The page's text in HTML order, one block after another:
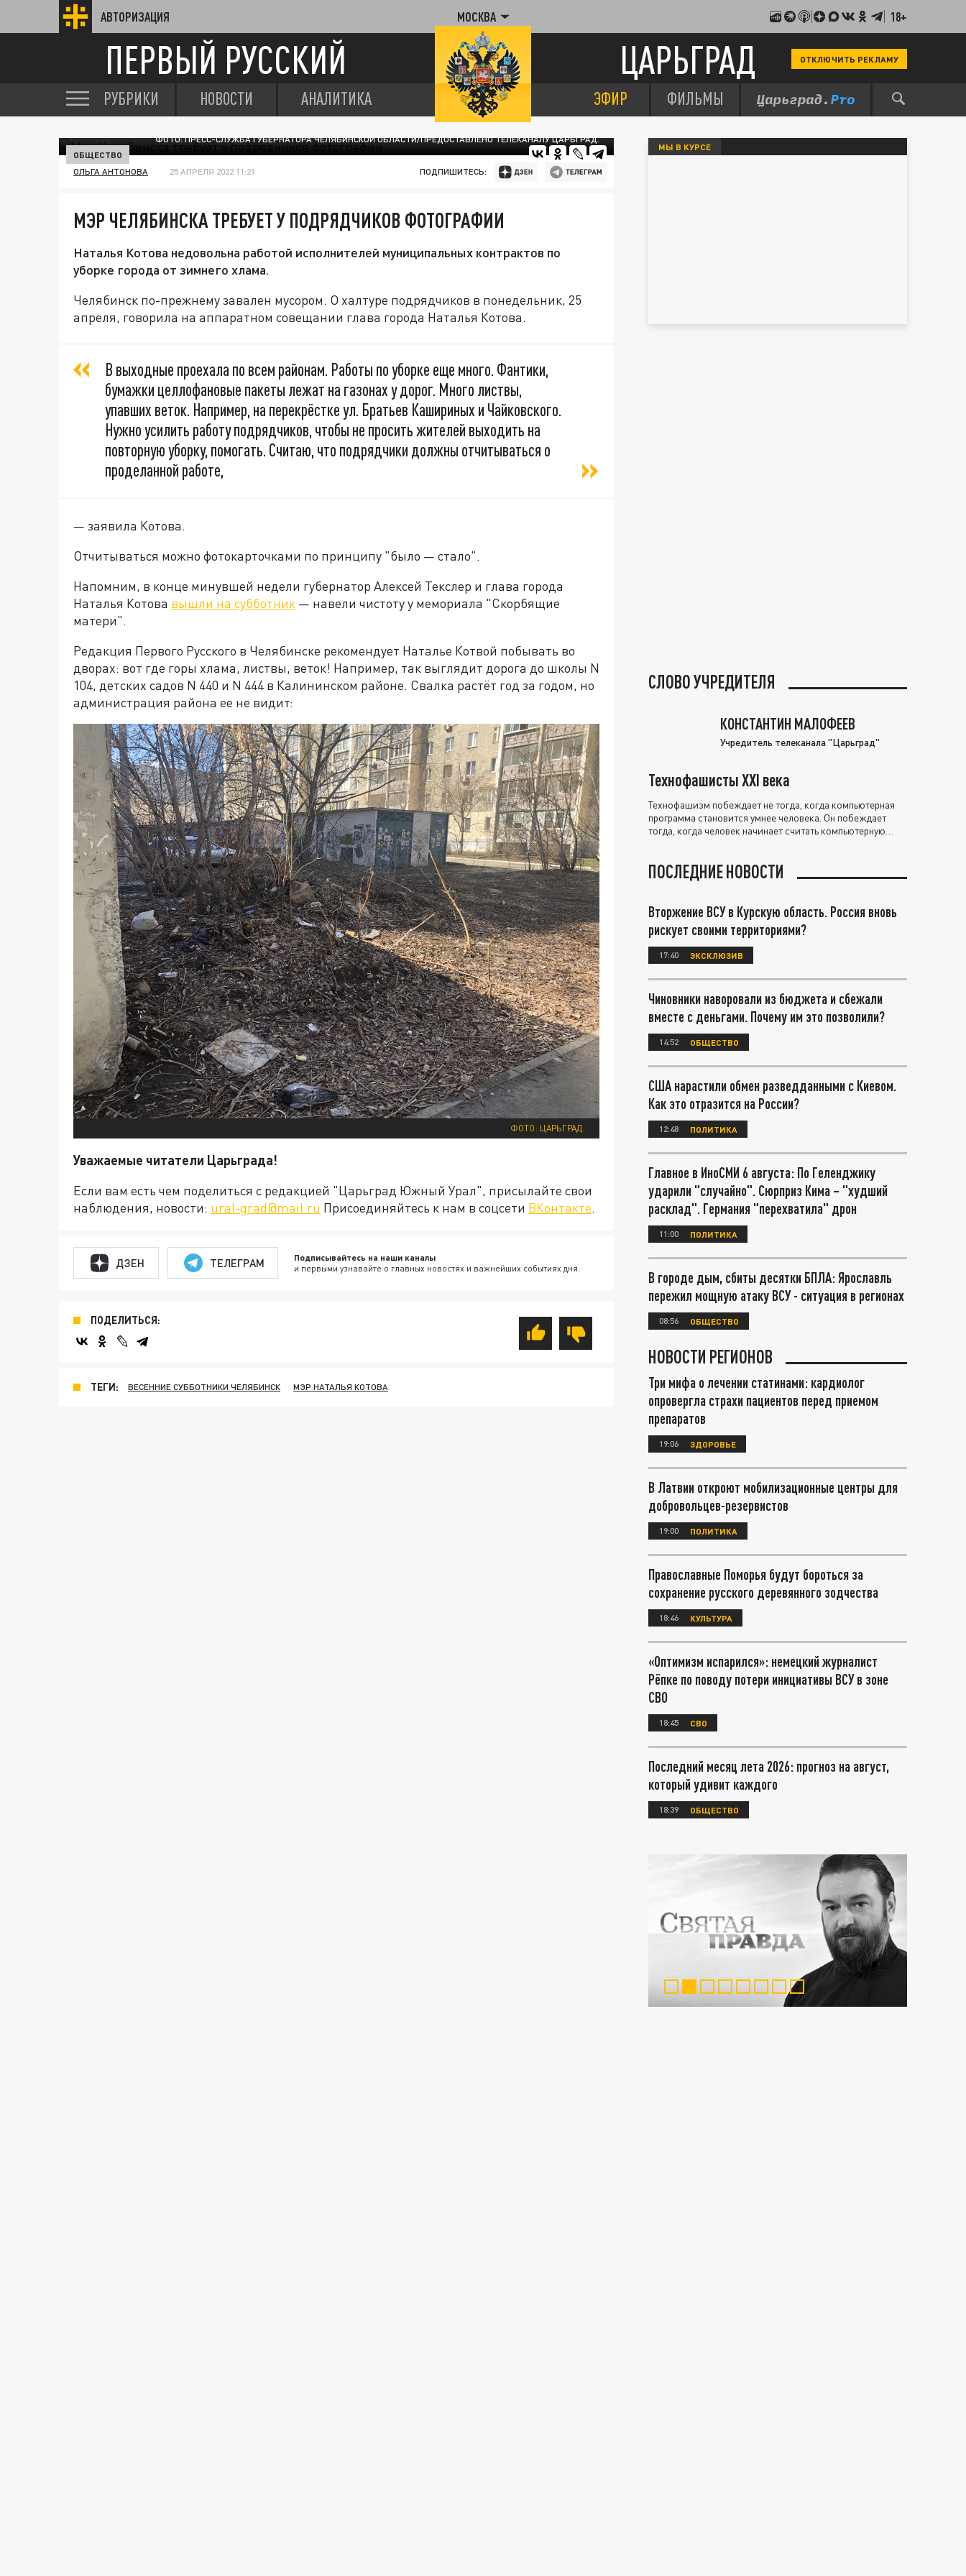
АВТОРИЗАЦИЯ МОСКВА 18+
ПЕРВЫЙ РУССКИЙ ЦАРЬГРАД ОТКЛЮЧИТЬ РЕКЛАМУ
РУБРИКИ НОВОСТИ АНАЛИТИКА ЭФИР ФИЛЬМЫ
ФОТО: ПРЕСС-СЛУЖБА ГУБЕРНАТОРА ЧЕЛЯБИНСКОЙ ОБЛАСТИ/ПРЕДОСТАВЛЕНО ТЕЛЕКАНАЛУ ЦАРЬГРАД.
ОБЩЕСТВО
ОЛЬГА АНТОНОВА 25 АПРЕЛЯ 2022 11:21 ПОДПИШИТЕСЬ:
МЭР ЧЕЛЯБИНСКА ТРЕБУЕТ У ПОДРЯДЧИКОВ ФОТОГРАФИИ
Наталья Котова недовольна работой исполнителей муниципальных контрактов по
уборке города от зимнего хлама.
Челябинск по-прежнему завален мусором. О халтуре подрядчиков в понедельник, 25
апреля, говорила на аппаратном совещании глава города Наталья Котова.
В выходные проехала по всем районам. Работы по уборке еще много. Фантики,
бумажки целлофановые пакеты лежат на газонах у дорог. Много листвы,
упавших веток. Например, на перекрёстке ул. Братьев Кашириных и Чайковского.
Нужно усилить работу подрядчиков, чтобы не просить жителей выходить на
повторную уборку, помогать. Считаю, что подрядчики должны отчитываться о
проделанной работе,
— заявила Котова.
Отчитываться можно фотокарточками по принципу "было — стало".
Напомним, в конце минувшей недели губернатор Алексей Текслер и глава города
Наталья Котова вышли на субботник — навели чистоту у мемориала "Скорбящие
матери".
Редакция Первого Русского в Челябинске рекомендует Наталье Котвой побывать во
дворах: вот где горы хлама, листвы, веток! Например, так выглядит дорога до школы N
104, детских садов N 440 и N 444 в Калининском районе. Свалка растёт год за годом, но
администрация района ее не видит:
ФОТО: ЦАРЬГРАД.
Уважаемые читатели Царьграда!
Если вам есть чем поделиться с редакцией "Царьград Южный Урал", присылайте свои
наблюдения, новости: ural-grad@mail.ru Присоединяйтесь к нам в соцсети ВКонтакте.
ДЗЕН ТЕЛЕГРАМ Подписывайтесь на наши каналы
и первыми узнавайте о главных новостях и важнейших событиях дня.
ПОДЕЛИТЬСЯ:
ТЕГИ: ВЕСЕННИЕ СУББОТНИКИ ЧЕЛЯБИНСК МЭР НАТАЛЬЯ КОТОВА
МЫ В КУРСЕ
СЛОВО УЧРЕДИТЕЛЯ
КОНСТАНТИН МАЛОФЕЕВ
Учредитель телеканала "Царьград"
Технофашисты XXI века
Технофашизм побеждает не тогда, когда компьютерная
программа становится умнее человека. Он побеждает
тогда, когда человек начинает считать компьютерную
ПОСЛЕДНИЕ НОВОСТИ
Вторжение ВСУ в Курскую область. Россия вновь
рискует своими территориями?
17:40 ЭКСКЛЮЗИВ
Чиновники наворовали из бюджета и сбежали
вместе с деньгами. Почему им это позволили?
14:52 ОБЩЕСТВО
США нарастили обмен разведданными с Киевом.
Как это отразится на России?
12:48 ПОЛИТИКА
Главное в ИноСМИ 6 августа: По Геленджику
ударили "случайно". Сюрприз Кима – "худший
расклад". Германия "перехватила" дрон
11:00 ПОЛИТИКА
В городе дым, сбиты десятки БПЛА: Ярославль
пережил мощную атаку ВСУ - ситуация в регионах
08:56 ОБЩЕСТВО
НОВОСТИ РЕГИОНОВ
Три мифа о лечении статинами: кардиолог
опровергла страхи пациентов перед приемом
препаратов
19:06 ЗДОРОВЬЕ
В Латвии откроют мобилизационные центры для
добровольцев-резервистов
19:00 ПОЛИТИКА
Православные Поморья будут бороться за
сохранение русского деревянного зодчества
18:46 КУЛЬТУРА
«Оптимизм испарился»: немецкий журналист
Рёпке по поводу потери инициативы ВСУ в зоне
СВО
18:45 СВО
Последний месяц лета 2026: прогноз на август,
который удивит каждого
18:39 ОБЩЕСТВО